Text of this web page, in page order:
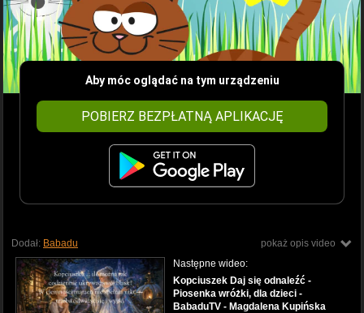
Aby móc oglądać na tym urządzeniu
POBIERZ BEZPŁATNĄ APLIKACJĘ
pokaż opis video
Dodał: Babadu
Następne wideo:
Kopciuszek Daj się odnaleźć -
Piosenka wróżki, dla dzieci -
BabaduTV - Magdalena Kupińska